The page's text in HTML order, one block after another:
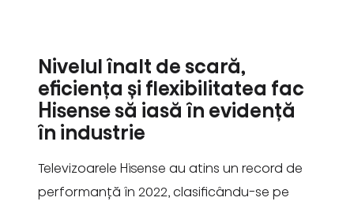
Nivelul înalt de scară,
eficiența și flexibilitatea fac
Hisense să iasă în evidență
în industrie
Televizoarele Hisense au atins un record de
performanță în 2022, clasificându-se pe